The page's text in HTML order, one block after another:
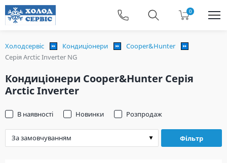
0
Холодсервіс Кондиціонери
Cooper&Hunter
Серія Arctic Inverter NG
Кондиціонери Cooper&Hunter Серія
Arctic Inverter
Фільтр
В наявності Новинки Розпродаж